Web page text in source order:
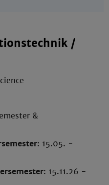
/
&
: 15.05. -
: 15.11.26 -